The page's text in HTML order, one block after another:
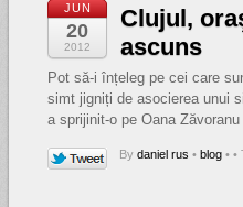
JUN
20
2012
Clujul,
ascuns
Pot să-i înțeleg pe cei care
simt jigniți de asocierea unui
a sprijinit-o pe Oana
By daniel rus • blog • •